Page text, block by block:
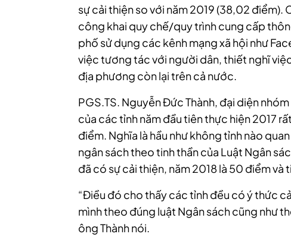
sự cải thiện so với năm 2019 (38,02 điểm).
công khai quy chế/quy trình cung cấp
phố sử dụng các kênh mạng xã hội như
việc tương tác với người dân, thiết nghĩ
địa phương còn lại trên cả nước.
PGS.TS. Nguyễn Đức Thành, đại diện
của các tỉnh năm đầu tiên thực hiện 2017
điểm. Nghĩa là hầu như không tỉnh nào
ngân sách theo tinh thần của Luật Ngân
đã có sự cải thiện, năm 2018 là 50 điểm
“Điều đó cho thấy các tỉnh đều có ý thức
mình theo đúng luật Ngân sách cũng như
ông Thành nói.